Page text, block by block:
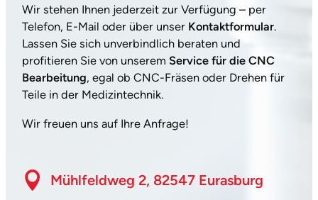
Wir stehen Ihnen jederzeit zur Verfügung – per
Telefon, E-Mail oder über unser Kontaktformular.
Lassen Sie sich unverbindlich beraten und
profitieren Sie von unserem Service für die CNC
Bearbeitung, egal ob CNC-Fräsen oder Drehen für
Teile in der Medizintechnik.
Wir freuen uns auf Ihre Anfrage!
Mühlfeldweg 2, 82547 Eurasburg